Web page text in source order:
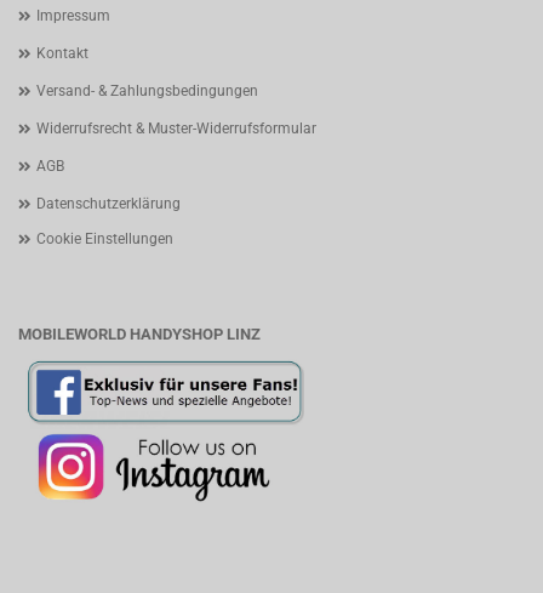
Impressum
Kontakt
Versand- & Zahlungsbedingungen
Widerrufsrecht & Muster-Widerrufsformular
AGB
Datenschutzerklärung
Cookie Einstellungen
MOBILEWORLD HANDYSHOP LINZ